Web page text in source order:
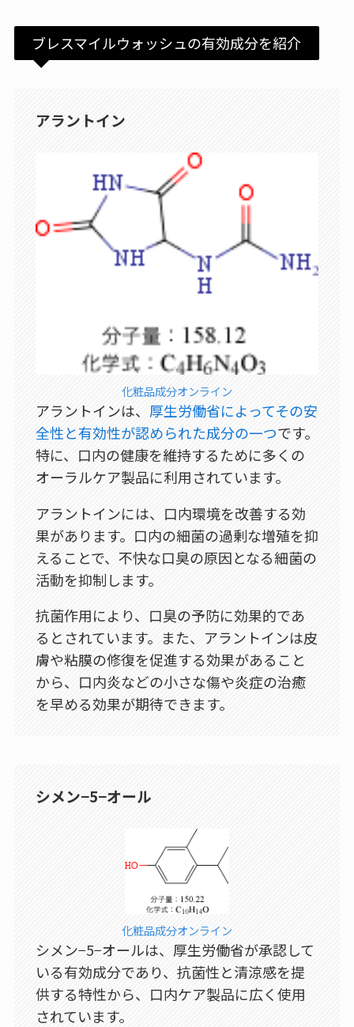
ブレスマイルウォッシュの有効成分を紹介
アラントイン
化粧品成分オンライン
アラントインは、 厚生労働省によってその安
全性と有効性が認められた成分の一つです。
特に、口内の健康を維持するために多くの
オーラルケア製品に利用されています。
アラントインには、口内環境を改善する効
果があります。口内の細菌の過剰な増殖を抑
えることで、不快な口臭の原因となる細菌の
活動を抑制します。
抗菌作用により、口臭の予防に効果的であ
るとされています。また、アラントインは皮
膚や粘膜の修復を促進する効果があること
から、口内炎などの小さな傷や炎症の治癒
を早める効果が期待できます。
シメン−5−オール
化粧品成分オンライン
シメン−5−オールは、厚生労働省が承認して
いる有効成分であり、抗菌性と清涼感を提
供する特性から、口内ケア製品に広く使用
されています。